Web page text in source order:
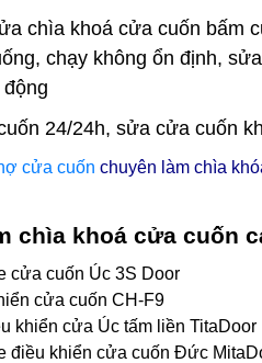
chìa khoá cửa cuốn bấm
chạy không ổn định,
24/24h, sửa cửa cuốn
cửa cuốn chuyên làm chìa
chìa khoá cửa cuốn
cửa cuốn Úc 3S Door
cửa cuốn CH-F9
khiển cửa Úc tấm liền TitaDoor
điều khiển cửa cuốn Đức